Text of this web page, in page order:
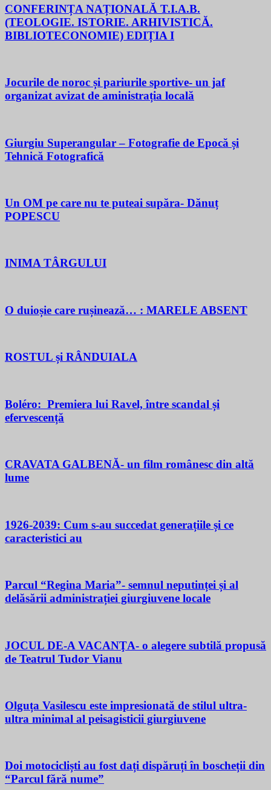
CONFERINȚA NAȚIONALĂ T.I.A.B.
(TEOLOGIE. ISTORIE. ARHIVISTICĂ.
BIBLIOTECONOMIE) EDIȚIA I
Jocurile de noroc și pariurile sportive- un jaf
organizat avizat de aministrația locală
Giurgiu Superangular – Fotografie de Epocă și
Tehnică Fotografică
Un OM pe care nu te puteai supăra- Dănuț
POPESCU
INIMA TÂRGULUI
O duioșie care rușinează… : MARELE ABSENT
ROSTUL și RÂNDUIALA
Boléro: Premiera lui Ravel, între scandal și
efervescență
CRAVATA GALBENĂ- un film românesc din altă
lume
1926-2039: Cum s-au succedat generațiile și ce
caracteristici au
Parcul “Regina Maria”- semnul neputinței și al
delăsării administrației giurgiuvene locale
JOCUL DE-A VACANŢA- o alegere subtilă propusă
de Teatrul Tudor Vianu
Olguța Vasilescu este impresionată de stilul ultra-
ultra minimal al peisagisticii giurgiuvene
Doi motocicliști au fost dați dispăruți în boscheții din
“Parcul fără nume”